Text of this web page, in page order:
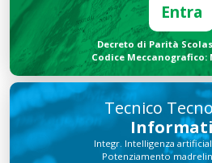
Entra
Decreto di Parità
Codice Meccanografico:
Tecnico
Integr. Intelligenza
Potenziamento